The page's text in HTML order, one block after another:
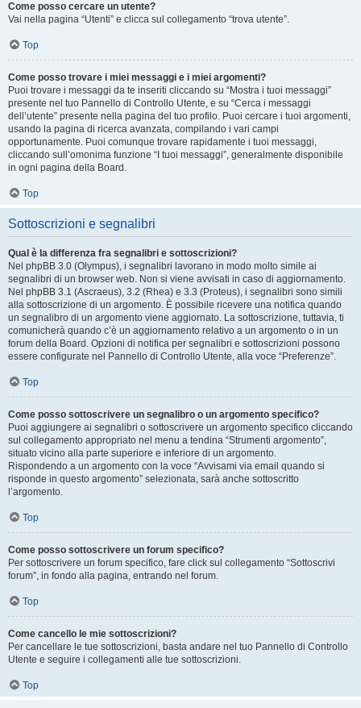
Come posso cercare un utente?
Vai nella pagina “Utenti” e clicca sul collegamento “trova utente”.
Top
Come posso trovare i miei messaggi e i miei argomenti?
Puoi trovare i messaggi da te inseriti cliccando su “Mostra i tuoi messaggi”
presente nel tuo Pannello di Controllo Utente, e su “Cerca i messaggi
dell’utente” presente nella pagina del tuo profilo. Puoi cercare i tuoi argomenti,
usando la pagina di ricerca avanzata, compilando i vari campi
opportunamente. Puoi comunque trovare rapidamente i tuoi messaggi,
cliccando sull’omonima funzione “I tuoi messaggi”, generalmente disponibile
in ogni pagina della Board.
Top
Sottoscrizioni e segnalibri
Qual è la differenza fra segnalibri e sottoscrizioni?
Nel phpBB 3.0 (Olympus), i segnalibri lavorano in modo molto simile ai
segnalibri di un browser web. Non si viene avvisati in caso di aggiornamento.
Nel phpBB 3.1 (Ascraeus), 3.2 (Rhea) e 3.3 (Proteus), i segnalibri sono simili
alla sottoscrizione di un argomento. È possibile ricevere una notifica quando
un segnalibro di un argomento viene aggiornato. La sottoscrizione, tuttavia, ti
comunicherà quando c’è un aggiornamento relativo a un argomento o in un
forum della Board. Opzioni di notifica per segnalibri e sottoscrizioni possono
essere configurate nel Pannello di Controllo Utente, alla voce “Preferenze”.
Top
Come posso sottoscrivere un segnalibro o un argomento specifico?
Puoi aggiungere ai segnalibri o sottoscrivere un argomento specifico cliccando
sul collegamento appropriato nel menu a tendina “Strumenti argomento”,
situato vicino alla parte superiore e inferiore di un argomento.
Rispondendo a un argomento con la voce “Avvisami via email quando si
risponde in questo argomento” selezionata, sarà anche sottoscritto
l’argomento.
Top
Come posso sottoscrivere un forum specifico?
Per sottoscrivere un forum specifico, fare click sul collegamento “Sottoscrivi
forum”, in fondo alla pagina, entrando nel forum.
Top
Come cancello le mie sottoscrizioni?
Per cancellare le tue sottoscrizioni, basta andare nel tuo Pannello di Controllo
Utente e seguire i collegamenti alle tue sottoscrizioni.
Top